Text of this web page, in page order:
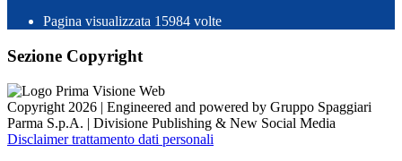
Pagina visualizzata 15984 volte
Sezione Copyright
Copyright 2026 | Engineered and powered by Gruppo Spaggiari
Parma S.p.A. | Divisione Publishing & New Social Media
Disclaimer trattamento dati personali